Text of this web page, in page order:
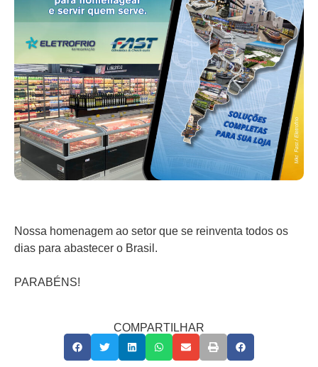
Nossa homenagem ao setor que se reinventa todos os
dias para abastecer o Brasil.
PARABÉNS!
COMPARTILHAR